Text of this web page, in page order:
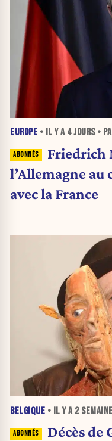
EUROPE • IL Y A 4 JOURS•
Friedrich
l’Allemagne au
avec la France
BELGIQUE • IL Y A 2
Décès de